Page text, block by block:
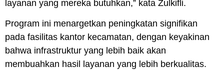
layanan yang mereka butuhkan,” kata Zulkifli.
Program ini menargetkan peningkatan signifikan
pada fasilitas kantor kecamatan, dengan keyakinan
bahwa infrastruktur yang lebih baik akan
membuahkan hasil layanan yang lebih berkualitas.